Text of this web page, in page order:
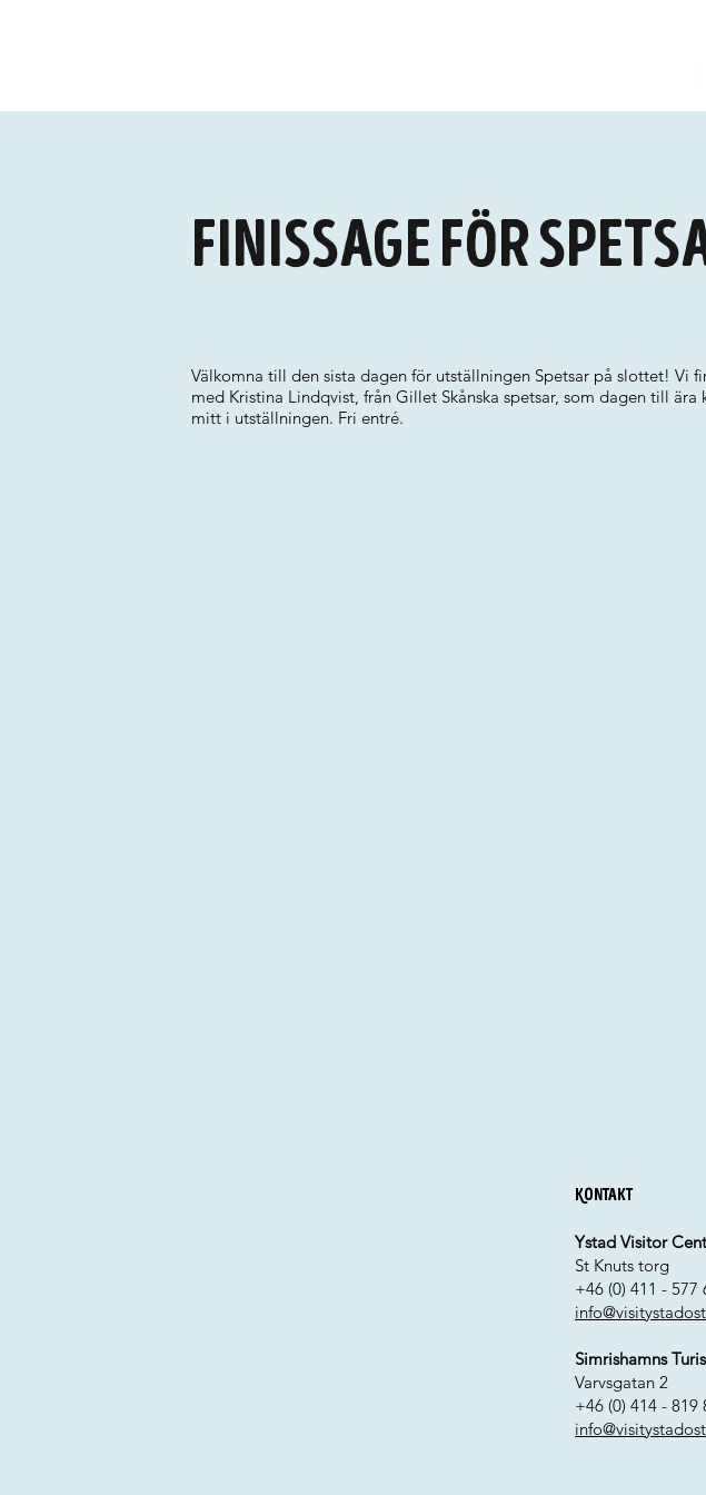
Finissage för
Välkomna till den sista dagen för utställningen Spetsar på slottet! Vi
med Kristina Lindqvist, från Gillet Skånska spetsar, som dagen till
mitt i utställningen. Fri entré.
Kontakt
Ystad Visitor
St Knuts torg
+46 (0) 411 - 577
Simrishamns
Varvsgatan 2
+46 (0) 414 - 819